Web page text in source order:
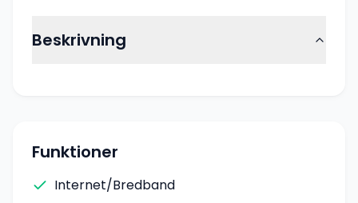
Beskrivning
Funktioner
Internet/Bredband